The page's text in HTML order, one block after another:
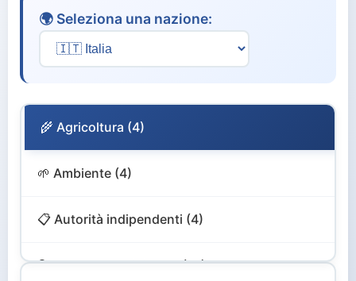
🌍 Seleziona una nazione:
🌾 Agricoltura (4)
🌱 Ambiente (4)
📋 Autorità indipendenti (4)
🔍 Controllo e Vigilanza (12)